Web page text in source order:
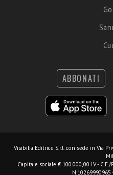
ABBONATI
Visibilia Editrice S.r.l. con sede in Via
Capitale sociale € 100.000,00 I.V. -
N.10269990965